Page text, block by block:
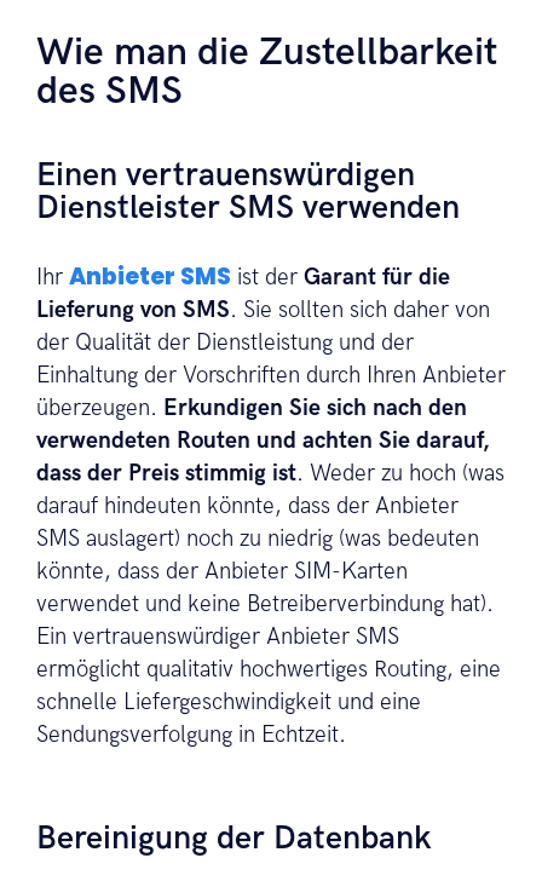
Wie man die Zustellbarkeit
des SMS
Einen vertrauenswürdigen
Dienstleister SMS verwenden
Ihr Anbieter SMS ist der Garant für die
Lieferung von SMS. Sie sollten sich daher von
der Qualität der Dienstleistung und der
Einhaltung der Vorschriften durch Ihren Anbieter
überzeugen. Erkundigen Sie sich nach den
verwendeten Routen und achten Sie darauf,
dass der Preis stimmig ist. Weder zu hoch (was
darauf hindeuten könnte, dass der Anbieter
SMS auslagert) noch zu niedrig (was bedeuten
könnte, dass der Anbieter SIM-Karten
verwendet und keine Betreiberverbindung hat).
Ein vertrauenswürdiger Anbieter SMS
ermöglicht qualitativ hochwertiges Routing, eine
schnelle Liefergeschwindigkeit und eine
Sendungsverfolgung in Echtzeit.
Bereinigung der Datenbank